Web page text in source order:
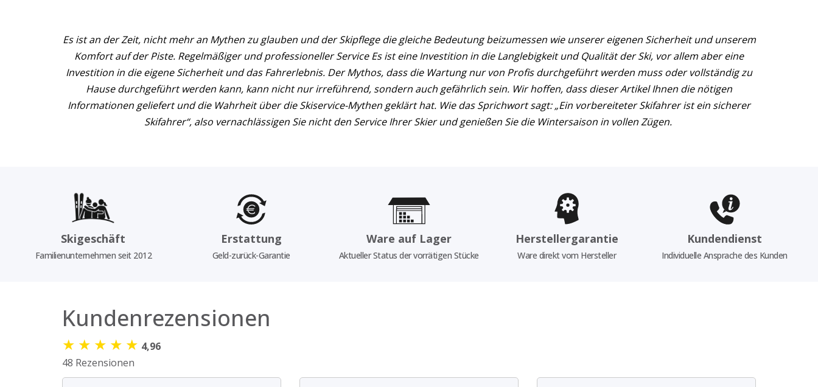
Es ist an der Zeit, nicht mehr an Mythen zu glauben und der Skipflege die gleiche Bedeutung beizumessen wie unserer eigenen Sicherheit und unserem
Komfort auf der Piste. Regelmäßiger und professioneller Service Es ist eine Investition in die Langlebigkeit und Qualität der Ski, vor allem aber eine
Investition in die eigene Sicherheit und das Fahrerlebnis. Der Mythos, dass die Wartung nur von Profis durchgeführt werden muss oder vollständig zu
Hause durchgeführt werden kann, kann nicht nur irreführend, sondern auch gefährlich sein. Wir hoffen, dass dieser Artikel Ihnen die nötigen
Informationen geliefert und die Wahrheit über die Skiservice-Mythen geklärt hat. Wie das Sprichwort sagt: „Ein vorbereiteter Skifahrer ist ein sicherer
Skifahrer“, also vernachlässigen Sie nicht den Service Ihrer Skier und genießen Sie die Wintersaison in vollen Zügen.
Skigeschäft
Familienunternehmen seit 2012
Erstattung
Geld-zurück-Garantie
Ware auf Lager
Aktueller Status der vorrätigen Stücke
Herstellergarantie
Ware direkt vom Hersteller
Kundendienst
Individuelle Ansprache des Kunden
Kundenrezensionen
★ ★ ★ ★ ★ 4,96
48 Rezensionen